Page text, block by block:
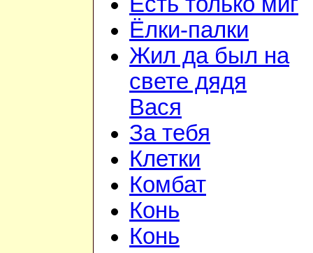
Ёлки-палки
Жил да был на
свете дядя
Вася
За тебя
Клетки
Комбат
Конь
Конь